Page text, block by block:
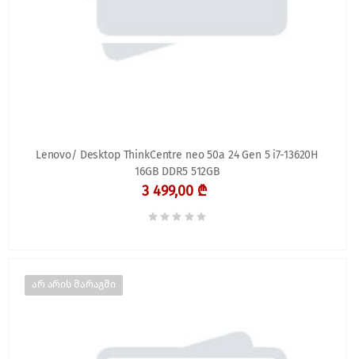
Lenovo/ Desktop ThinkCentre neo 50a 24 Gen 5 i7-13620H
16GB DDR5 512GB
3 499,00 ₾
არ არის მარაგში